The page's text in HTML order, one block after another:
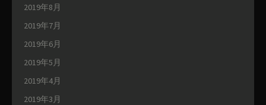
2019年8月
2019年7月
2019年6月
2019年5月
2019年4月
2019年3月